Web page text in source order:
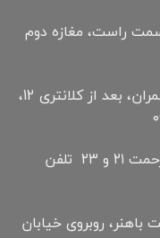
۳۷، پاشازاده ۴، سمت راست، مغازه دوم
: بلوار چمران، بعد از پارک چمران، بعد از کلانتری 12،
: بلوار رحمت شرقی، بین رحمت ۲۱ و ۲۳ تلفن
روبروی خیابان